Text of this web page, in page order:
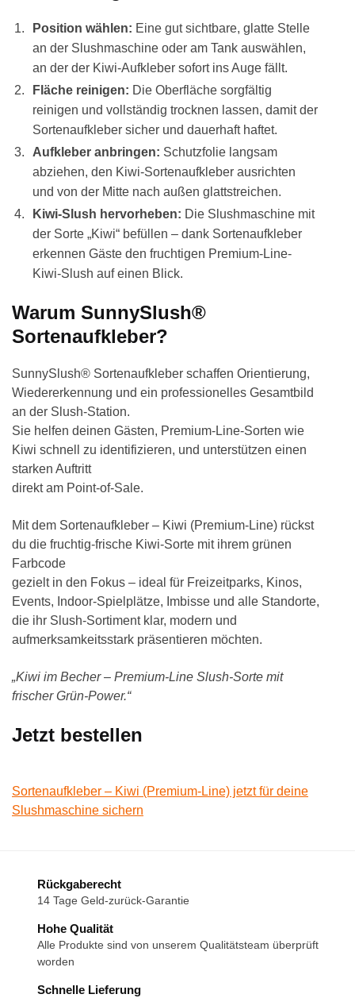
Position wählen: Eine gut sichtbare, glatte Stelle
an der Slushmaschine oder am Tank auswählen,
an der der Kiwi-Aufkleber sofort ins Auge fällt.
Fläche reinigen: Die Oberfläche sorgfältig
reinigen und vollständig trocknen lassen, damit der
Sortenaufkleber sicher und dauerhaft haftet.
Aufkleber anbringen: Schutzfolie langsam
abziehen, den Kiwi-Sortenaufkleber ausrichten
und von der Mitte nach außen glattstreichen.
Kiwi-Slush hervorheben: Die Slushmaschine mit
der Sorte „Kiwi“ befüllen – dank Sortenaufkleber
erkennen Gäste den fruchtigen Premium-Line-
Kiwi-Slush auf einen Blick.
Warum SunnySlush®
Sortenaufkleber?
SunnySlush® Sortenaufkleber schaffen Orientierung,
Wiedererkennung und ein professionelles Gesamtbild
an der Slush-Station.
Sie helfen deinen Gästen, Premium-Line-Sorten wie
Kiwi schnell zu identifizieren, und unterstützen einen
starken Auftritt
direkt am Point-of-Sale.
Mit dem Sortenaufkleber – Kiwi (Premium-Line) rückst
du die fruchtig-frische Kiwi-Sorte mit ihrem grünen
Farbcode
gezielt in den Fokus – ideal für Freizeitparks, Kinos,
Events, Indoor-Spielplätze, Imbisse und alle Standorte,
die ihr Slush-Sortiment klar, modern und
aufmerksamkeitsstark präsentieren möchten.
„Kiwi im Becher – Premium-Line Slush-Sorte mit
frischer Grün-Power.“
Jetzt bestellen
Sortenaufkleber – Kiwi (Premium-Line) jetzt für deine
Slushmaschine sichern
Rückgaberecht
14 Tage Geld-zurück-Garantie
Hohe Qualität
Alle Produkte sind von unserem Qualitätsteam überprüft
worden
Schnelle Lieferung